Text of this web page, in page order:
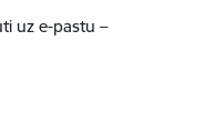
uz e-pastu –